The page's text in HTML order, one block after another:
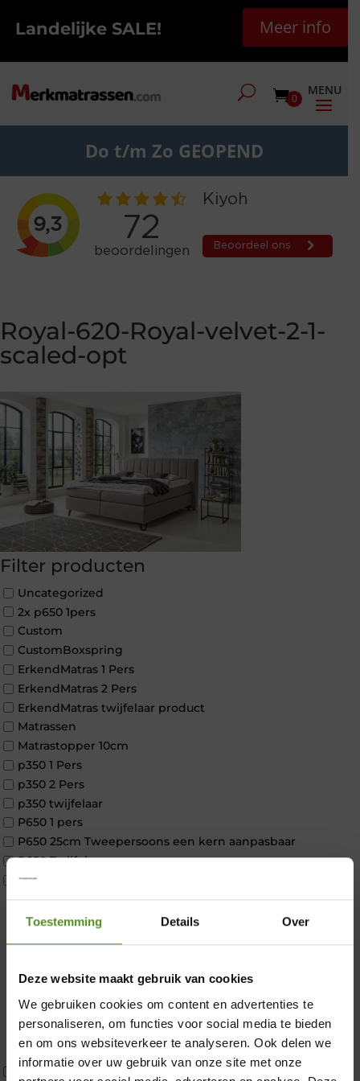
Toestemming Details Over
Deze website maakt gebruik van cookies
We gebruiken cookies om content en advertenties te
personaliseren, om functies voor social media te bieden
en om ons websiteverkeer te analyseren. Ook delen we
informatie over uw gebruik van onze site met onze
Landelijke SALE! Meer info
0
Do t/m Zo GEOPEND
Royal-620-Royal-velvet-2-1-
scaled-opt
Filter producten
Uncategorized
2x p650 1pers
Custom
CustomBoxspring
ErkendMatras 1 Pers
ErkendMatras 2 Pers
ErkendMatras twijfelaar product
Matrassen
Matrastopper 10cm
p350 1 Pers
p350 2 Pers
p350 twijfelaar
P650 1 pers
P650 25cm Tweepersoons een kern aanpasbaar
P650 Twijfelaar
Toppers
Maatvoering
1 persoon
Twijfelaar
Koudschuim
Latex
Traagschuim
Tweepersoons 1 kern
×